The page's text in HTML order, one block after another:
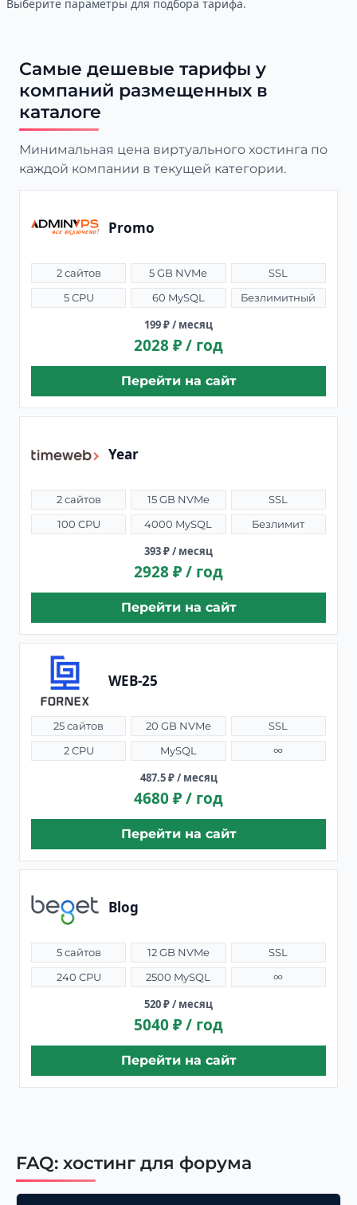
Выберите параметры для подбора тарифа.
Самые дешевые тарифы у
компаний размещенных в
каталоге
Минимальная цена виртуального хостинга по
каждой компании в текущей категории.
Promo
2 сайтов 5 GB NVMe
SSL
5 CPU
60 MySQL Безлимитный
199 ₽ / месяц
2028 ₽ / год
Перейти на сайт
Year
2 сайтов 15 GB NVMe
SSL
100 CPU
4000 MySQL Безлимит
393 ₽ / месяц
2928 ₽ / год
Перейти на сайт
WEB-25
25 сайтов 20 GB NVMe
SSL
2 CPU
MySQL ∞
487.5 ₽ / месяц
4680 ₽ / год
Перейти на сайт
Blog
5 сайтов 12 GB NVMe
SSL
240 CPU
2500 MySQL ∞
520 ₽ / месяц
5040 ₽ / год
Перейти на сайт
FAQ: хостинг для форума